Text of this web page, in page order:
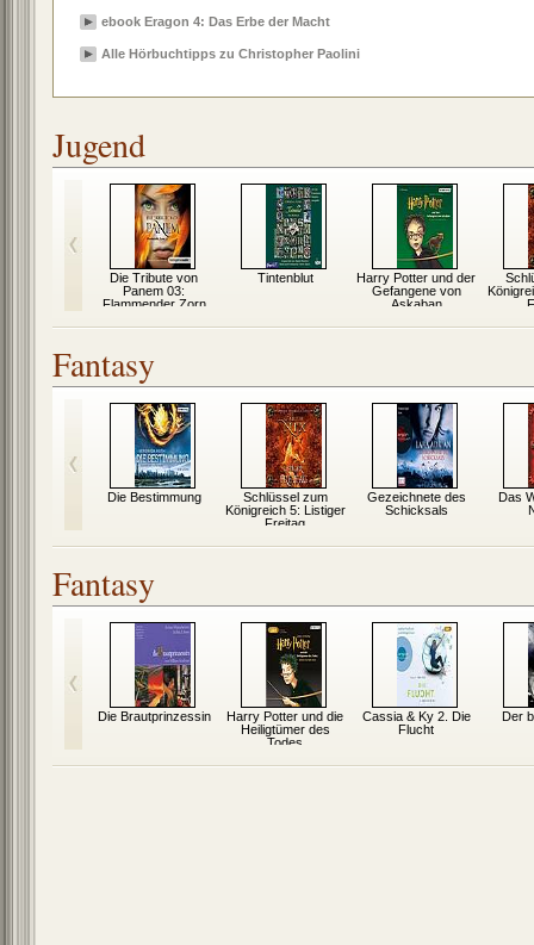
ebook Eragon 4: Das Erbe der Macht
Alle Hörbuchtipps zu Christopher Paolini
Jugend
Die Tribute von
Panem 03:
Flammender Zorn
Tintenblut
Harry Potter und der
Gefangene von
Askaban
Fantasy
Die Bestimmung
Schlüssel zum
Königreich 5: Listiger
Freitag
Gezeichnete des
Schicksals
Das
Fantasy
Die Brautprinzessin
Harry Potter und die
Heiligtümer des
Todes
Cassia & Ky 2. Die
Flucht
Der